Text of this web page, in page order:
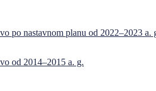
po nastavnom planu od 2022–2023 a.
od 2014–2015 a. g.